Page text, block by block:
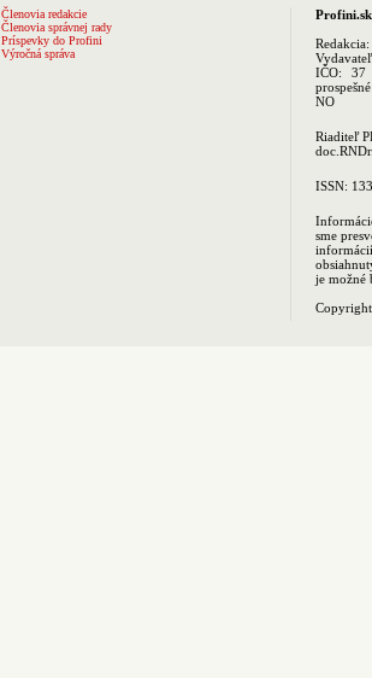
Členovia redakcie
Členovia správnej rady
Príspevky do Profini
Výročná správa
Profini.sk
Redakcia:
IČO: 37
NO
Riaditeľ
ISSN:
sme
je možné